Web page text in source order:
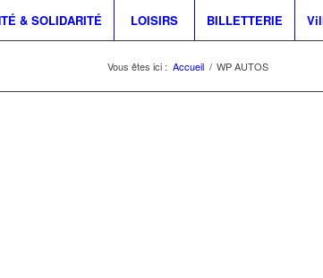
& SOLIDARITÉ LOISIRS BILLETTERIE
Vous êtes ici : Accueil / WP AUTOS